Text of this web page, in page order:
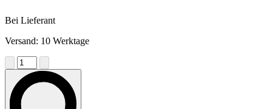
Bei Lieferant
Versand: 10 Werktage